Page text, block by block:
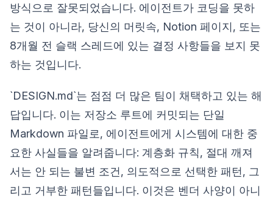
방식으로 잘못되었습니다. 에이전트가 코딩을 못하
는 것이 아니라, 당신의 머릿속, Notion 페이지, 또는
8개월 전 슬랙 스레드에 있는 결정 사항들을 보지 못
하는 것입니다.
`DESIGN.md`는 점점 더 많은 팀이 채택하고 있는 해
답입니다. 이는 저장소 루트에 커밋되는 단일
Markdown 파일로, 에이전트에게 시스템에 대한 중
요한 사실들을 알려줍니다: 계층화 규칙, 절대 깨져
서는 안 되는 불변 조건, 의도적으로 선택한 패턴, 그
리고 거부한 패턴들입니다. 이것은 벤더 사양이 아니